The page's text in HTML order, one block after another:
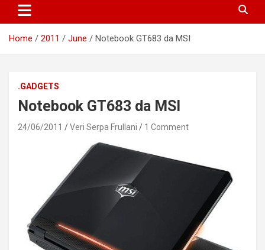
Home 2011 June Notebook GT683 da MSI
.GADGETS
Notebook GT683 da MSI
24/06/2011 Veri Serpa Frullani 1 Comment